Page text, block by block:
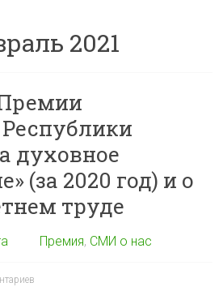
2021
духовное
(за 2020 год) и о
труде
Премия, СМИ о нас